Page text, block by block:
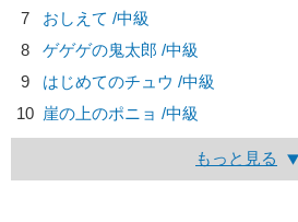
7
おしえて /中級
8
ゲゲゲの鬼太郎 /中級
9
はじめてのチュウ /中級
10 崖の上のポニョ /中級
もっと見る